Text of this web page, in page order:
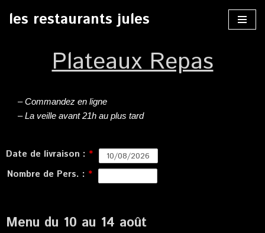
les restaurants jules
Plateaux Repas
– Commandez en ligne
– La veille avant 21h au plus tard
Date de livraison : *
Nombre de Pers. : *
Menu du 10 au 14 août